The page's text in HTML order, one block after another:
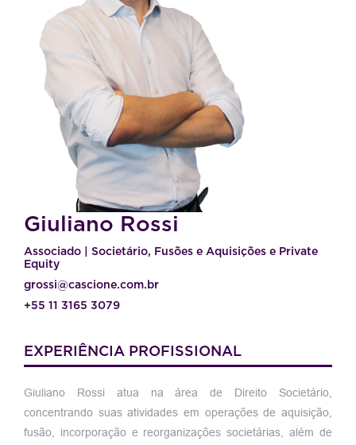
Giuliano Rossi
Associado | Societário, Fusões e Aquisições e Private
Equity
grossi@cascione.com.br
+55 11 3165 3079
EXPERIÊNCIA PROFISSIONAL
Giuliano Rossi atua na área de Direito Societário,
concentrando suas atividades em operações de aquisição,
fusão, incorporação e reorganizações societárias, além de